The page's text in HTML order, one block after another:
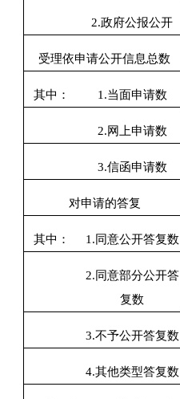
2.政府公报公开
受理依申请公开信息总数
其中： 1.当面申请数
2.网上申请数
3.信函申请数
对申请的答复
其中： 1.同意公开答复数
2.同意部分公开答
复数
3.不予公开答复数
4.其他类型答复数